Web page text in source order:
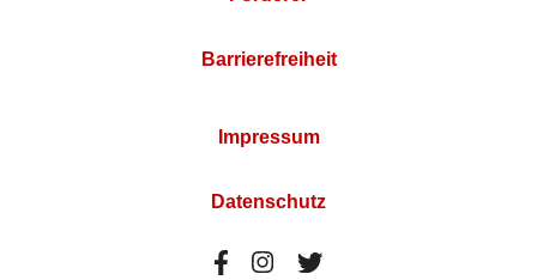
Barrierefreiheit
Impressum
Datenschutz